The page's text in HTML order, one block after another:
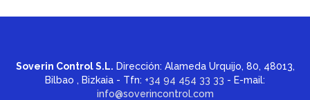
Soverin Control S.L. Dirección: Alameda Urquijo, 80, 48013,
Bilbao , Bizkaia - Tfn: +34 94 454 33 33 - E-mail:
info@soverincontrol.com